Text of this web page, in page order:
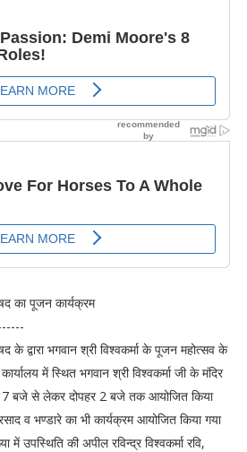
का पूजन कार्यक्रम
के द्वारा भगवान श्री विश्वकर्मा के पूजन महोत्सव के
में स्थित भगवान श्री विश्वकर्मा जी के मंदिर
बजे से लेकर दोपहर 2 बजे तक आयोजित किया
व भण्डारे का भी कार्यक्रम आयोजित किया गया
की अपील रविन्द्र विश्वकर्मा रवि,